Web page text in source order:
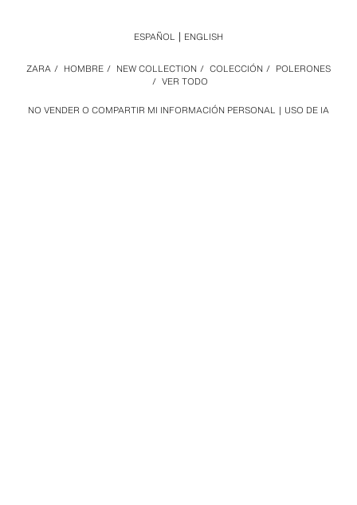
NO VENDER O COMPARTIR MI INFORMACIÓN PERSONAL USO DE IA
ZARA / HOMBRE / NEW COLLECTION / COLECCIÓN / POLERONES
/ VER TODO
ESPAÑOL ENGLISH